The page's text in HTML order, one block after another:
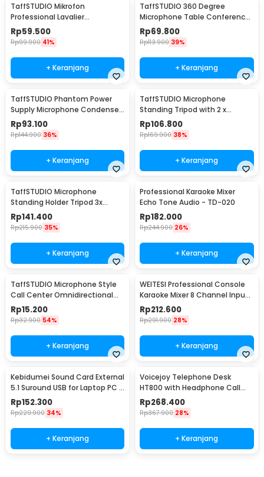
TaffSTUDIO Mikrofon
Professional Lavalier
Microphone Clip 3.5mm - Q10
Rp59.500
Rp99.900 41%
+ Keranjang
TaffSTUDIO 360 Degree
Microphone Table Conference
Zoom Meeting Studio - iTalk-
02
Rp69.800
Rp113.900 39%
+ Keranjang
TaffSTUDIO Phantom Power
Supply Microphone Condenser
1 Channel 48V - RU-P48V
Rp93.100
Rp144.900 36%
+ Keranjang
TaffSTUDIO Microphone
Standing Tripod with 2 x
Smartphone Holder - NB-03
Rp106.800
Rp169.900 38%
+ Keranjang
TaffSTUDIO Microphone
Standing Holder Tripod 3x
Smartphone Holder - NB-04P
Rp141.400
Rp215.900 35%
+ Keranjang
Professional Karaoke Mixer
Echo Tone Audio - TD-020
Rp182.000
Rp244.900 26%
+ Keranjang
TaffSTUDIO Microphone Style
Call Center Omnidirectional
52dB - MF03
Rp15.200
Rp32.900 54%
+ Keranjang
WEITESI Professional Console
Karaoke Mixer 8 Channel Input
Mic - AM-228
Rp212.600
Rp291.900 28%
+ Keranjang
Kebidumei Sound Card External
5.1 Suround USB for Laptop PC -
CM6206
Rp152.300
Rp229.900 34%
+ Keranjang
Voicejoy Telephone Desk
HT800 with Headphone Call
Center VH500
Rp268.400
Rp367.900 28%
+ Keranjang